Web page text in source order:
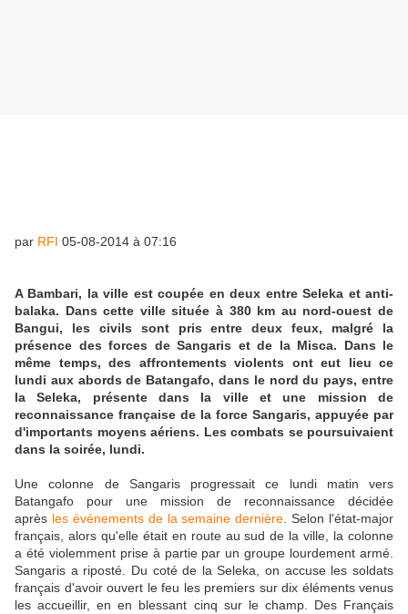
par RFI 05-08-2014 à 07:16
A Bambari, la ville est coupée en deux entre Seleka et anti-
balaka. Dans cette ville située à 380 km au nord-ouest de
Bangui, les civils sont pris entre deux feux, malgré la
présence des forces de Sangaris et de la Misca. Dans le
même temps, des affrontements violents ont eut lieu ce
lundi aux abords de Batangafo, dans le nord du pays, entre
la Seleka, présente dans la ville et une mission de
reconnaissance française de la force Sangaris, appuyée par
d'importants moyens aériens. Les combats se poursuivaient
dans la soirée, lundi.
Une colonne de Sangaris progressait ce lundi matin vers
Batangafo pour une mission de reconnaissance décidée
après les événements de la semaine dernière . Selon l'état-major
français, alors qu'elle était en route au sud de la ville, la colonne
a été violemment prise à partie par un groupe lourdement armé.
Sangaris a riposté. Du coté de la Seleka, on accuse les soldats
français d'avoir ouvert le feu les premiers sur dix éléments venus
les accueillir, en en blessant cinq sur le champ. Des Français